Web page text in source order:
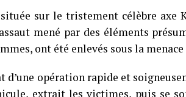
sur le tristement célèbre axe
mené par des éléments
ont été enlevés sous la menace
opération rapide et
extrait les victimes, puis se